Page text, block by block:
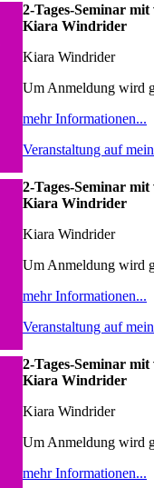
2-Tages-Seminar
Kiara Windrider
Kiara Windrider
Um Anmeldung wird
mehr Informationen...
Veranstaltung auf
2-Tages-Seminar
Kiara Windrider
Kiara Windrider
Um Anmeldung wird
mehr Informationen...
Veranstaltung auf
2-Tages-Seminar
Kiara Windrider
Kiara Windrider
Um Anmeldung wird
mehr Informationen...